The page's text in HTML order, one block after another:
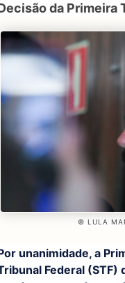
da Primeira
© LULA
unanimidade, a
Federal